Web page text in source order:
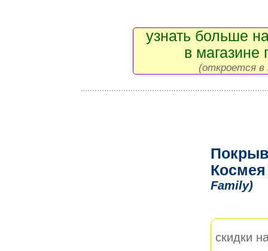
узнать больше
в магазине
(откроется в
Family)
скидки